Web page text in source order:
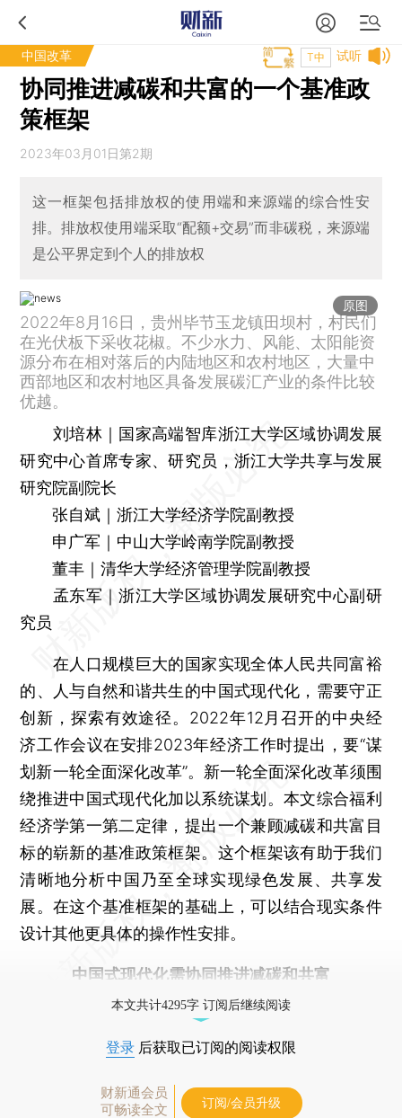
中国改革 试听
T中
协同推进减碳和共富的一个基准政
策框架
2023年03月01日第2期
这一框架包括排放权的使用端和来源端的综合性安
排。排放权使用端采取“配额+交易”而非碳税，来源端
是公平界定到个人的排放权
原图
2022年8月16日，贵州毕节玉龙镇田坝村，村民们
在光伏板下采收花椒。不少水力、风能、太阳能资
源分布在相对落后的内陆地区和农村地区，大量中
西部地区和农村地区具备发展碳汇产业的条件比较
优越。
刘培林｜国家高端智库浙江大学区域协调发展
研究中心首席专家、研究员，浙江大学共享与发展
研究院副院长
张自斌｜浙江大学经济学院副教授
申广军｜中山大学岭南学院副教授
董丰｜清华大学经济管理学院副教授
孟东军｜浙江大学区域协调发展研究中心副研
究员
在人口规模巨大的国家实现全体人民共同富裕
的、人与自然和谐共生的中国式现代化，需要守正
创新，探索有效途径。2022年12月召开的中央经
济工作会议在安排2023年经济工作时提出，要“谋
划新一轮全面深化改革”。新一轮全面深化改革须围
绕推进中国式现代化加以系统谋划。本文综合福利
经济学第一第二定律，提出一个兼顾减碳和共富目
标的崭新的基准政策框架。这个框架该有助于我们
清晰地分析中国乃至全球实现绿色发展、共享发
展。在这个基准框架的基础上，可以结合现实条件
设计其他更具体的操作性安排。
中国式现代化需协同推进减碳和共富
本文共计4295字 订阅后继续阅读
登录 后获取已订阅的阅读权限
财新通会员
可畅读全文
订阅/会员升级